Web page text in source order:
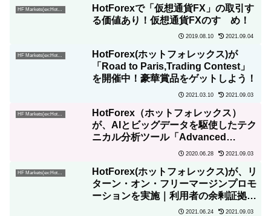
HF Markets(ex:HotForex)
HotForexで「仮想通貨FX」の取引す
る価値あり！仮想通貨FXのすゝめ！
2019.08.10 2021.09.04
HF Markets(ex:HotForex)
HotForex(ホットフォレックス)が
「Road to Paris,Trading Contest」
を開催中！豪華賞品をゲットしよう！
2021.03.10 2021.09.03
HF Markets(ex:HotForex)
HotForex（ホットフォレックス）
が、AIとビッグデータを駆使したテク
ニカル分析ツール「Advanced
Insights」を提供開始！2020.06.28 2021.09.03
HF Markets(ex:HotForex)
HotForex(ホットフォレックス)が、リ
ターン・オン・フリーマージンプロモ
ーションを実施｜利用者の余剰証拠金
に対し最大3%キャッシュバック実
2021.06.24 2021.09.03